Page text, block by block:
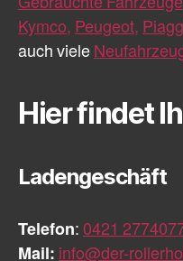
Kymco, Peugeot,
auch viele
Hier findet
Ladengeschäft
Telefon: 0421
Mail: info@der-